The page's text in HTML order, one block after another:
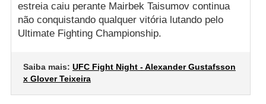
estreia caiu perante Mairbek Taisumov continua
não conquistando qualquer vitória lutando pelo
Ultimate Fighting Championship.
Saiba mais: UFC Fight Night - Alexander Gustafsson
x Glover Teixeira